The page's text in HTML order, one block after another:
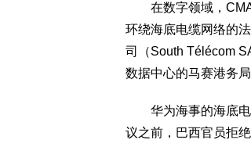
在数字领域，CMA
环绕海底电缆网络的
司（South Télécom
数据中心的马赛港务
华为海事的海底电
议之前，巴西官员拒